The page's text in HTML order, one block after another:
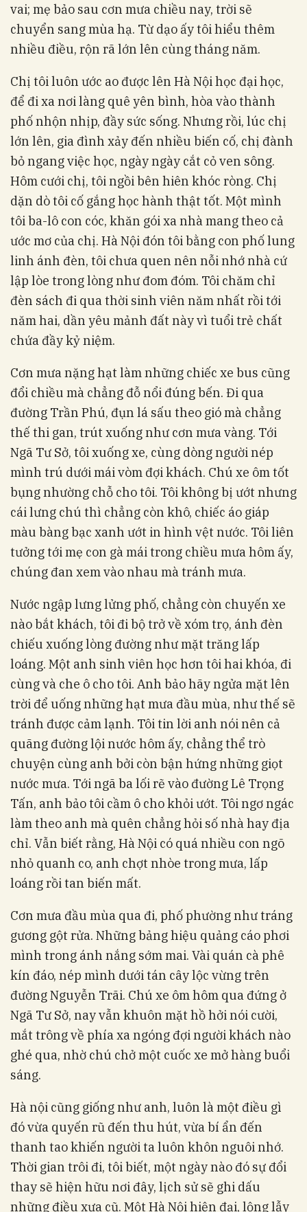
vai; mẹ bảo sau cơn mưa chiều nay, trời sẽ
chuyển sang mùa hạ. Từ dạo ấy tôi hiểu thêm
nhiều điều, rộn rã lớn lên cùng tháng năm.
Chị tôi luôn ước ao được lên Hà Nội học đại học,
để đi xa nơi làng quê yên bình, hòa vào thành
phố nhộn nhịp, đầy sức sống. Nhưng rồi, lúc chị
lớn lên, gia đình xảy đến nhiều biến cố, chị đành
bỏ ngang việc học, ngày ngày cắt cỏ ven sông.
Hôm cưới chị, tôi ngồi bên hiên khóc ròng. Chị
dặn dò tôi cố gắng học hành thật tốt. Một mình
tôi ba-lô con cóc, khăn gói xa nhà mang theo cả
ước mơ của chị. Hà Nội đón tôi bằng con phố lung
linh ánh đèn, tôi chưa quen nên nỗi nhớ nhà cứ
lập lòe trong lòng như đom đóm. Tôi chăm chỉ
đèn sách đi qua thời sinh viên năm nhất rồi tới
năm hai, dần yêu mảnh đất này vì tuổi trẻ chất
chứa đầy kỷ niệm.
Cơn mưa nặng hạt làm những chiếc xe bus cũng
đổi chiều mà chẳng đỗ nổi đúng bến. Đi qua
đường Trần Phú, đụn lá sấu theo gió mà chẳng
thế thi gan, trút xuống như cơn mưa vàng. Tới
Ngã Tư Sở, tôi xuống xe, cùng dòng người nép
mình trú dưới mái vòm đợi khách. Chú xe ôm tốt
bụng nhường chỗ cho tôi. Tôi không bị ướt nhưng
cái lưng chú thì chẳng còn khô, chiếc áo giáp
màu bàng bạc xanh ướt in hình vệt nước. Tôi liên
tưởng tới mẹ con gà mái trong chiều mưa hôm ấy,
chúng đan xem vào nhau mà tránh mưa.
Nước ngập lưng lửng phố, chẳng còn chuyến xe
nào bắt khách, tôi đi bộ trở về xóm trọ, ánh đèn
chiếu xuống lòng đường như mặt trăng lấp
loáng. Một anh sinh viên học hơn tôi hai khóa, đi
cùng và che ô cho tôi. Anh bảo hãy ngửa mặt lên
trời để uống những hạt mưa đầu mùa, như thế sẽ
tránh được cảm lạnh. Tôi tin lời anh nói nên cả
quãng đường lội nước hôm ấy, chẳng thể trò
chuyện cùng anh bởi còn bận hứng những giọt
nước mưa. Tới ngã ba lối rẽ vào đường Lê Trọng
Tấn, anh bảo tôi cầm ô cho khỏi ướt. Tôi ngơ ngác
làm theo anh mà quên chẳng hỏi số nhà hay địa
chỉ. Vẫn biết rằng, Hà Nội có quá nhiều con ngõ
nhỏ quanh co, anh chợt nhòe trong mưa, lấp
loáng rồi tan biến mất.
Cơn mưa đầu mùa qua đi, phố phường như tráng
gương gột rửa. Những bảng hiệu quảng cáo phơi
mình trong ánh nắng sớm mai. Vài quán cà phê
kín đáo, nép mình dưới tán cây lộc vừng trên
đường Nguyễn Trãi. Chú xe ôm hôm qua đứng ở
Ngã Tư Sở, nay vẫn khuôn mặt hồ hởi nói cười,
mắt trông về phía xa ngóng đợi người khách nào
ghé qua, nhờ chú chở một cuốc xe mở hàng buổi
sáng.
Hà nội cũng giống như anh, luôn là một điều gì
đó vừa quyến rũ đến thu hút, vừa bí ẩn đến
thanh tao khiến người ta luôn khôn nguôi nhớ.
Thời gian trôi đi, tôi biết, một ngày nào đó sự đổi
thay sẽ hiện hữu nơi đây, lịch sử sẽ ghi dấu
những điều xưa cũ. Một Hà Nội hiện đại, lộng lẫy